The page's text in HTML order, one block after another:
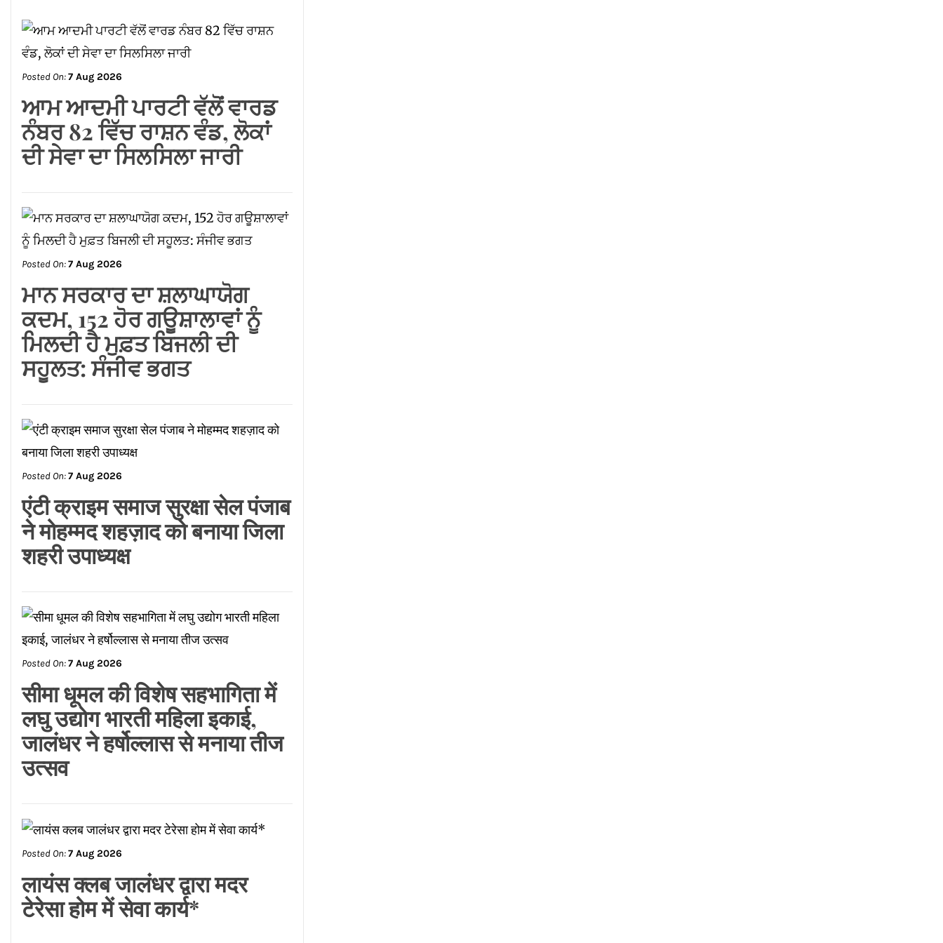
Posted On:7 Aug 2026
ਆਮ ਆਦਮੀ ਪਾਰਟੀ ਵੱਲੋਂ ਵਾਰਡ
ਨੰਬਰ 82 ਵਿੱਚ ਰਾਸ਼ਨ ਵੰਡ, ਲੋਕਾਂ
ਦੀ ਸੇਵਾ ਦਾ ਸਿਲਸਿਲਾ ਜਾਰੀ
Posted On:7 Aug 2026
ਮਾਨ ਸਰਕਾਰ ਦਾ ਸ਼ਲਾਘਾਯੋਗ
ਕਦਮ, 152 ਹੋਰ ਗਊਸ਼ਾਲਾਵਾਂ ਨੂੰ
ਮਿਲਦੀ ਹੈ ਮੁਫ਼ਤ ਬਿਜਲੀ ਦੀ
ਸਹੂਲਤ: ਸੰਜੀਵ ਭਗਤ
Posted On:7 Aug 2026
एंटी क्राइम समाज सुरक्षा सेल पंजाब
ने मोहम्मद शहज़ाद को बनाया जिला
शहरी उपाध्यक्ष
Posted On:7 Aug 2026
सीमा धूमल की विशेष सहभागिता में
लघु उद्योग भारती महिला इकाई,
जालंधर ने हर्षोल्लास से मनाया तीज
उत्सव
Posted On:7 Aug 2026
लायंस क्लब जालंधर द्वारा मदर
टेरेसा होम में सेवा कार्य*